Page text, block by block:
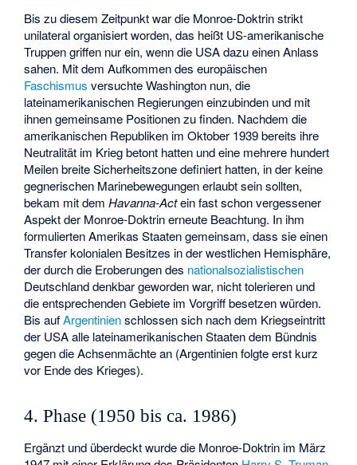
Bis zu diesem Zeitpunkt war die Monroe-Doktrin strikt
unilateral organisiert worden, das heißt US-amerikanische
Truppen griffen nur ein, wenn die USA dazu einen Anlass
sahen. Mit dem Aufkommen des europäischen
Faschismus versuchte Washington nun, die
lateinamerikanischen Regierungen einzubinden und mit
ihnen gemeinsame Positionen zu finden. Nachdem die
amerikanischen Republiken im Oktober 1939 bereits ihre
Neutralität im Krieg betont hatten und eine mehrere hundert
Meilen breite Sicherheitszone definiert hatten, in der keine
gegnerischen Marinebewegungen erlaubt sein sollten,
bekam mit demHavanna-Actein fast schon vergessener
Aspekt der Monroe-Doktrin erneute Beachtung. In ihm
formulierten Amerikas Staaten gemeinsam, dass sie einen
Transfer kolonialen Besitzes in der westlichen Hemisphäre,
der durch die Eroberungen des nationalsozialistischen
Deutschland denkbar geworden war, nicht tolerieren und
die entsprechenden Gebiete im Vorgriff besetzen würden.
Bis aufArgentinienschlossen sich nach dem Kriegseintritt
der USA alle lateinamerikanischen Staaten dem Bündnis
gegen die Achsenmächte an (Argentinien folgte erst kurz
vor Ende des Krieges).
4. Phase (1950 bis ca. 1986)
Ergänzt und überdeckt wurde die Monroe-Doktrin im März